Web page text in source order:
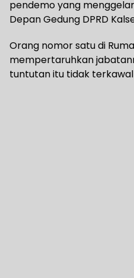
pendemo yang
Depan Gedung DPRD
Orang nomor satu di
mempertaruhkan
tuntutan itu tidak